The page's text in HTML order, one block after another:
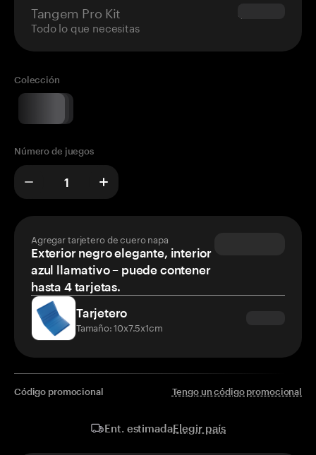
Tangem Pro Kit
Todo lo que necesitas
$180.00
Colección
Número de juegos
Agregar tarjetero de cuero napa
Exterior negro elegante, interior
azul llamativo – puede contener
hasta 4 tarjetas.
Tarjetero
Tamaño: 10x7.5x1cm
Código promocional Tengo un código promocional
Ent. estimadaElegir país